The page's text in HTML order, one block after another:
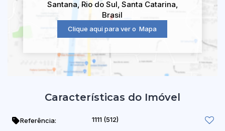
Santana Rio do Sul Santa Catarina
Brasil
Clique aqui para ver o Mapa
Características do Imóvel
Referência: 1111 (512)